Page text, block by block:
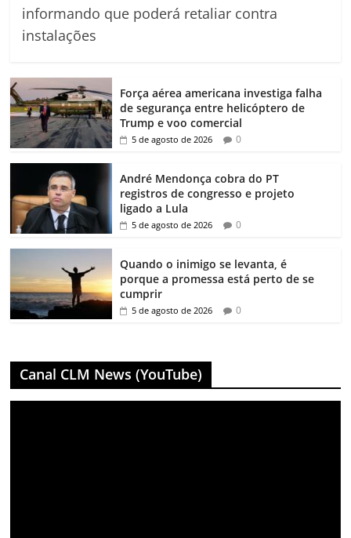
informando que poderá retaliar contra
instalações
Força aérea americana investiga falha
de segurança entre helicóptero de
Trump e voo comercial
5 de agosto de 2026 0
André Mendonça cobra do PT
registros de congresso e projeto
ligado a Lula
5 de agosto de 2026 0
Quando o inimigo se levanta, é
porque a promessa está perto de se
cumprir
5 de agosto de 2026 0
Canal CLM News (YouTube)